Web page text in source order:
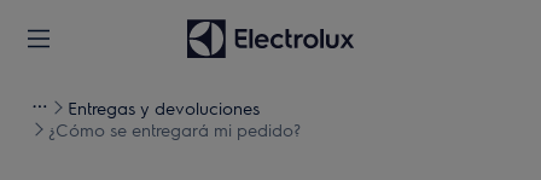
Entregas y devoluciones
¿Cómo se entregará mi pedido?